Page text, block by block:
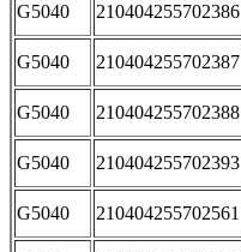
G5040 210404255702386
G5040 210404255702387
G5040 210404255702388
G5040 210404255702393
G5040 210404255702561